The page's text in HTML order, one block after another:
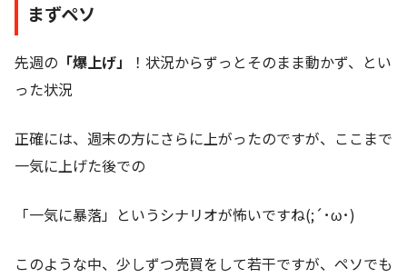
まずペソ
先週の 「爆上げ」
！状況からずっとそのまま動かず、とい
った状況
正確には、週末の方にさらに上がったのですが、ここまで
一気に上げた後での
「一気に暴落」というシナリオが怖いですね(;´･ω･)
このような中、少しずつ売買をして若干ですが、ペソでも